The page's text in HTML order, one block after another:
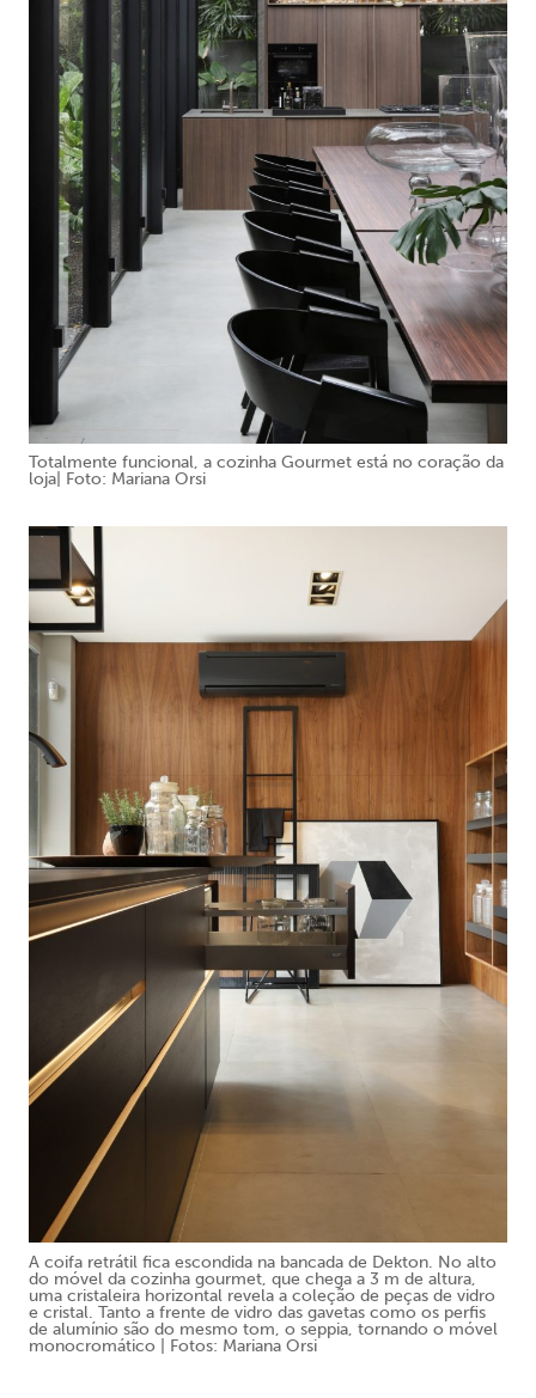
Totalmente funcional, a cozinha Gourmet está no coração da
loja| Foto: Mariana Orsi
A coifa retrátil fica escondida na bancada de Dekton. No alto
do móvel da cozinha gourmet, que chega a 3 m de altura,
uma cristaleira horizontal revela a coleção de peças de vidro
e cristal. Tanto a frente de vidro das gavetas como os perfis
de alumínio são do mesmo tom, o seppia, tornando o móvel
monocromático | Fotos: Mariana Orsi